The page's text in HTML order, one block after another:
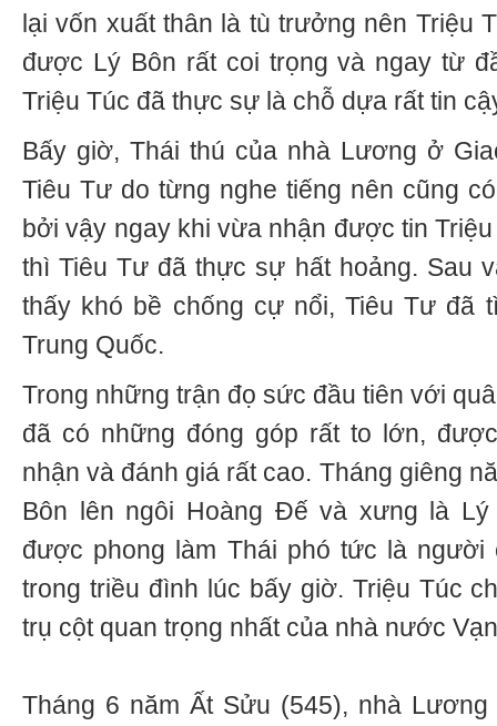
lại vốn xuất thân là tù trưởng nên Triệu
được Lý Bôn rất coi trọng và ngay từ
Triệu Túc đã thực sự là chỗ dựa rất tin
Bấy giờ, Thái thú của nhà Lương ở
Tiêu Tư do từng nghe tiếng nên cũng
bởi vậy ngay khi vừa nhận được tin
thì Tiêu Tư đã thực sự hất hoảng. Sau
thấy khó bề chống cự nổi, Tiêu Tư đã
Trung Quốc.
Trong những trận đọ sức đầu tiên với
đã có những đóng góp rất to lớn,
nhận và đánh giá rất cao. Tháng giêng
Bôn lên ngôi Hoàng Đế và xưng là
được phong làm Thái phó tức là người
trong triều đình lúc bấy giờ. Triệu Túc
trụ cột quan trọng nhất của nhà nước
Tháng 6 năm Ất Sửu (545), nhà